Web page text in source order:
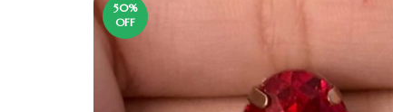
50%
OFF